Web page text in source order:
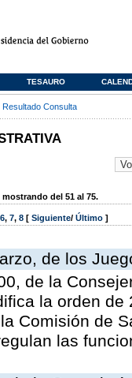
TESAURO
Resultado Consulta
del 51 al 75.
6, 7, 8 [ Siguiente/ Último ]
de los
de la
la orden
Comisión de
las